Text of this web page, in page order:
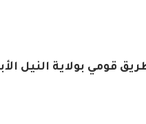
قومي بولاية النيل